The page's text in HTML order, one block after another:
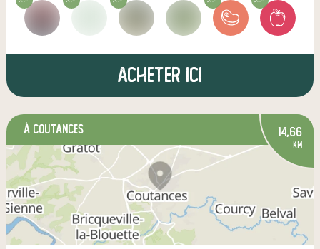
Acheter ici
à Coutances 14,66
km